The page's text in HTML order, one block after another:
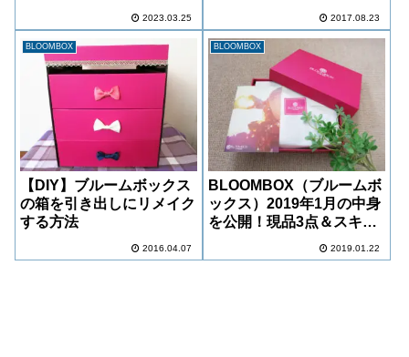
2023.03.25 2017.08.23
BLOOMBOX
【DIY】ブルームボックス
の箱を引き出しにリメイク
する方法
2016.04.07
BLOOMBOX
BLOOMBOX（ブルームボ
ックス）2019年1月の中身
を公開！現品3点＆スキン
2019.01.22